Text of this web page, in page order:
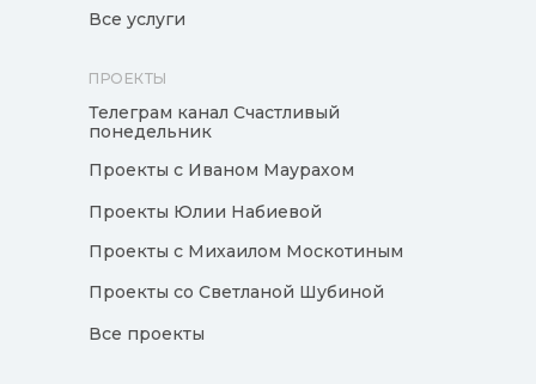
Все услуги
Телеграм канал Счастливый
понедельник
Проекты Юлии Набиевой
Проекты с Иваном Маурахом
Проекты с Михаилом Москотиным
ПРОЕКТЫ
Проекты со Светланой Шубиной
Все проекты